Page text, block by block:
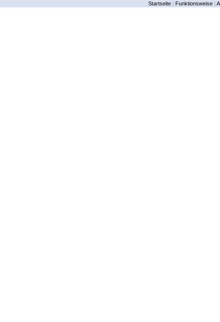
Startseite | Funktionsweise |